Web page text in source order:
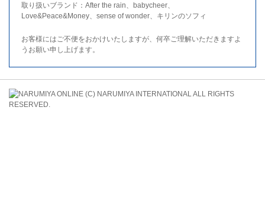
取り扱いブランド：After the rain、babycheer、
Love&Peace&Money、sense of wonder、キリンのソフィ
お客様にはご不便をおかけいたしますが、何卒ご理解いただきますよ
うお願い申し上げます。